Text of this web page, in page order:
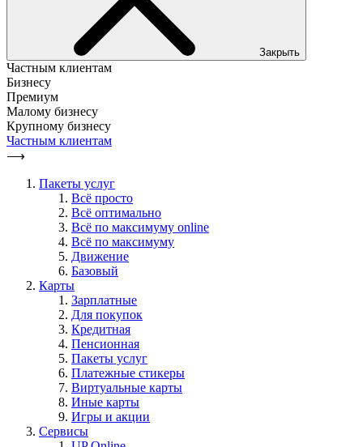
Закрыть
Частным клиентам
Бизнесу
Премиум
Малому бизнесу
Крупному бизнесу
Частным клиентам
⟶
Пакеты услуг
Всё просто
Всё оптимально
Всё по максимуму online
Всё по максимуму
Движение
Базовый
Карты
Зарплатные
Для покупок
Кредитная
Пенсионная
Пакеты услуг
Платежные стикеры
Виртуальные карты
Иные карты
Игры и акции
Сервисы